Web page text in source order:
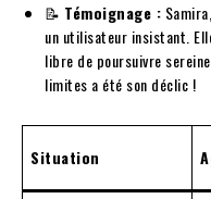
📝 Témoignage :
un utilisateur insistant.
libre de poursuivre
limites a été son déclic !
Situation